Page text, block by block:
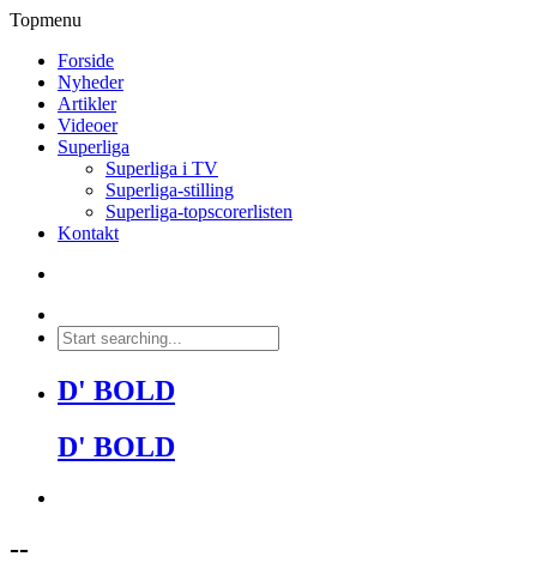
Topmenu
Forside
Nyheder
Artikler
Videoer
Superliga
Superliga i TV
Superliga-stilling
Superliga-topscorerlisten
Kontakt
D' BOLD
D' BOLD
--